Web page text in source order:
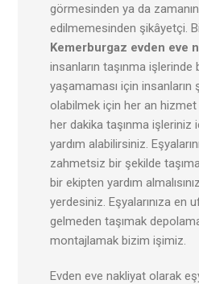
görmesinden ya da
edilmemesinden şikâyetçi.
Kemerburgaz evden eve
insanların taşınma işlerinde
yaşamaması için
olabilmek için her an
her dakika taşınma işleriniz
yardım alabilirsiniz.
zahmetsiz bir şekilde
bir ekipten yardım
yerdesiniz. Eşyalarınıza en
gelmeden taşımak
montajlamak bizim işimiz.
Evden eve nakliyat olarak